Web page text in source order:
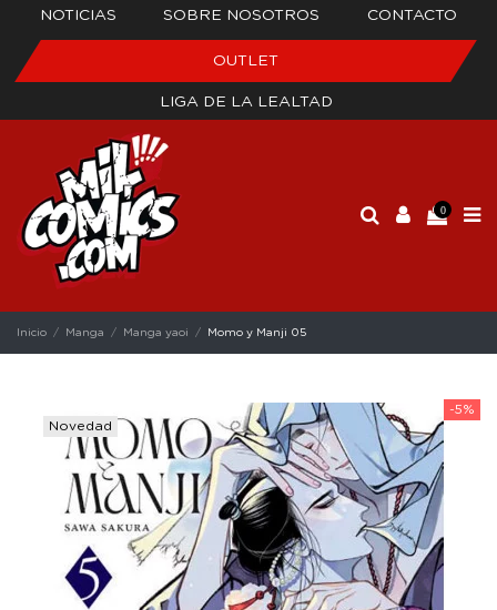
NOTICIAS SOBRE NOSOTROS CONTACTO
OUTLET
LIGA DE LA LEALTAD
0
Inicio Manga Manga yaoi Momo y Manji 05
-5%
Novedad